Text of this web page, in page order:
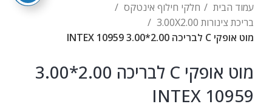
עמוד הבית
חלקי חילוף אינטקס
בריכת צינורות 3.00X2.00
מוט אופקי C לבריכה 2.00*3.00 INTEX 10959
מוט אופקי C לבריכה 2.00*3.00
INTEX 10959